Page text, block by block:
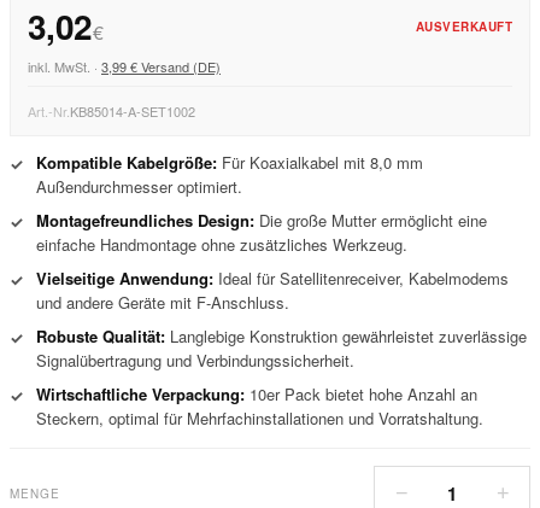
3,02€ AUSVERKAUFT
inkl. MwSt. · 3,99 € Versand (DE)
Art.-Nr.KB85014-A-SET1002
✓ Kompatible Kabelgröße: Für Koaxialkabel mit 8,0 mm
Außendurchmesser optimiert.
✓ Montagefreundliches Design: Die große Mutter ermöglicht eine
einfache Handmontage ohne zusätzliches Werkzeug.
✓ Vielseitige Anwendung: Ideal für Satellitenreceiver, Kabelmodems
und andere Geräte mit F-Anschluss.
✓
Robuste Qualität: Langlebige Konstruktion gewährleistet zuverlässige
Signalübertragung und Verbindungssicherheit.
✓ Wirtschaftliche Verpackung: 10er Pack bietet hohe Anzahl an
Steckern, optimal für Mehrfachinstallationen und Vorratshaltung.
MENGE − 1 +